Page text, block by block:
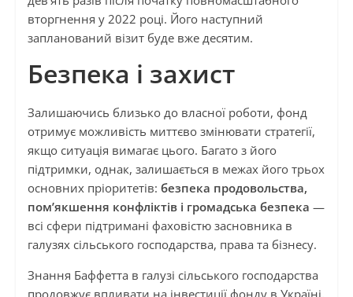
вторгнення у 2022 році. Його наступний
запланований візит буде вже десятим.
Безпека і захист
Залишаючись близько до власної роботи, фонд
отримує можливість миттєво змінювати стратегії,
якщо ситуація вимагає цього. Багато з його
підтримки, однак, залишається в межах його трьох
основних пріоритетів: безпека продовольства,
пом’якшення конфліктів і громадська безпека —
всі сфери підтримані фаховістю засновника в
галузях сільського господарства, права та бізнесу.
Знання Баффетта в галузі сільського господарства
продовжує впливати на інвестиції фонду в Україні,